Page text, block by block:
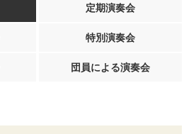
定期演奏会
特別演奏会
団員による演奏会